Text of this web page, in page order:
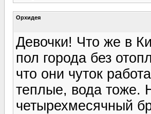
Орхидея
Девочки! Что же в
пол города без
что они чуток
теплые, вода тоже.
четырехмесячный